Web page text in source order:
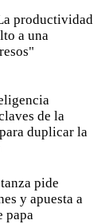
productividad
a una
de la
duplicar la
pide
y apuesta a
papa